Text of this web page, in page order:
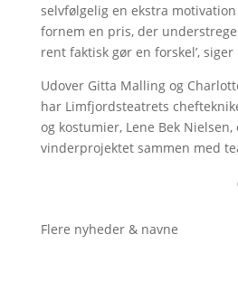
selvfølgelig en ekstra
fornem en pris, der
rent faktisk gør en forskel’, siger
Udover Gitta Malling og
har Limfjordsteatrets
og kostumier, Lene Bek
vinderprojektet sammen med
Flere nyheder & navne